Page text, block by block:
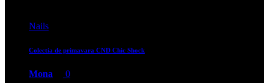
Nails
Colectia de primavara CND Chic Shock
Mona 0